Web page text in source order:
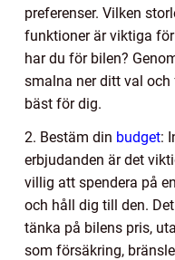
preferenser. Vilken
funktioner är viktiga
har du för bilen?
smalna ner ditt val
bäst för dig.
2. Bestäm din budget:
erbjudanden är det
villig att spendera på
och håll dig till den.
tänka på bilens pris,
som försäkring,